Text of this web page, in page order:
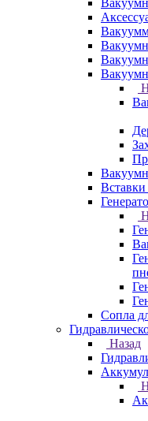
Вставки
Сопла
Назад